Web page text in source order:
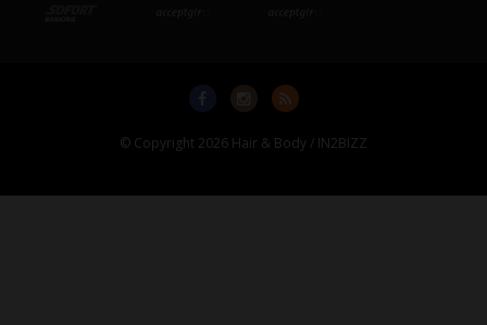
© Copyright 2026 Hair & Body / IN2BIZZ